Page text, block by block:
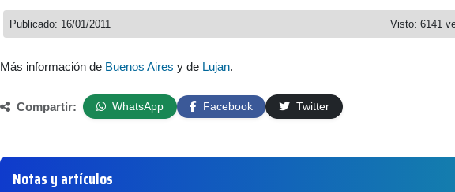
Visto: 6141
Publicado: 16/01/2011
Más información de Buenos Aires y de Lujan.
Compartir: WhatsApp Facebook Twitter
Notas y artículos